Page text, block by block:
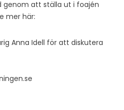
genom att ställa ut i foajén
mer här:
Anna Idell för att diskutera